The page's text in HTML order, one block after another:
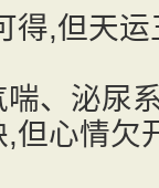
得,但天
、泌尿
但心情欠